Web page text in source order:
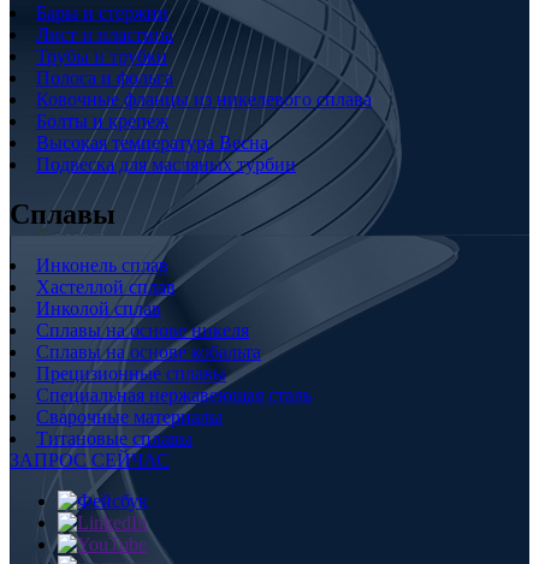
Бары и стержни
Лист и пластина
Трубы и трубки
Полоса и фольга
Ковочные фланцы из никелевого сплава
Болты и крепеж
Высокая температура Весна
Подвеска для масляных турбин
Сплавы
Инконель сплав
Хастеллой сплав
Инколой сплав
Сплавы на основе никеля
Сплавы на основе кобальта
Прецизионные сплавы
Специальная нержавеющая сталь
Сварочные материалы
Титановые сплавы
ЗАПРОС СЕЙЧАС